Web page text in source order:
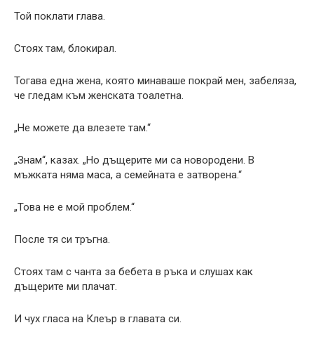
Той поклати глава.
Стоях там, блокирал.
Тогава една жена, която минаваше покрай мен, забеляза,
че гледам към женската тоалетна.
„Не можете да влезете там.“
„Знам“, казах. „Но дъщерите ми са новородени. В
мъжката няма маса, а семейната е затворена.“
„Това не е мой проблем.“
После тя си тръгна.
Стоях там с чанта за бебета в ръка и слушах как
дъщерите ми плачат.
И чух гласа на Клеър в главата си.